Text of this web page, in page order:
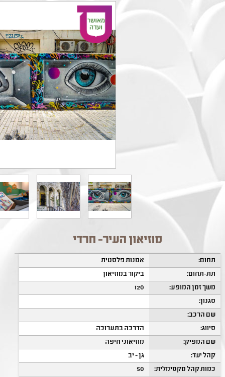
מוזיאון העיר- חרדי
תחום:
אמנות פלסטית
תת-תחום:
ביקור במוזיאון
משך זמן המופע:
120
סגנון:
שם הרכב:
סיווג:
הדרכה בתערוכה
שם המפיק:
מוזיאוני חיפה
קהל יעד:
גן - יב
כמות קהל מקסימלית:
50